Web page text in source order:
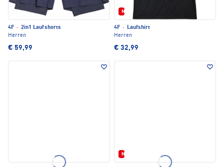
4F · 2in1 Laufshorts
Herren
€ 59,99
Neu
4F ·
Laufshirt
Herren
€ 32,99
Neu